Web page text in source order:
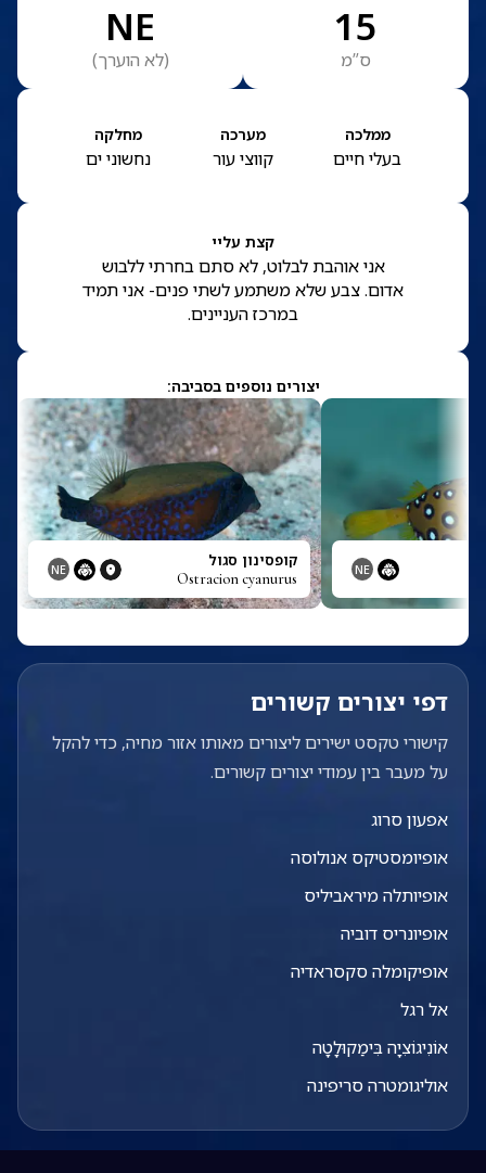
15
ס”מ
NE
(לא הוערך)
ממלכה
בעלי חיים
מערכה
קווצי עור
מחלקה
נחשוני ים
קצת עליי
אני אוהבת לבלוט, לא סתם בחרתי ללבוש
אדום. צבע שלא משתמע לשתי פנים- אני תמיד
במרכז העניינים.
יצורים נוספים בסביבה:
NE קופסינון סגול
Ostracion cyanurus
NE
דפי יצורים קשורים
קישורי טקסט ישירים ליצורים מאותו אזור מחיה, כדי להקל
על מעבר בין עמודי יצורים קשורים.
אפעון סרוג
אופיומסטיקס אנולוסה
אופיותלה מיראביליס
אופיונריס דוביה
אופיקומלה סקסראדיה
אל רגל
אוֹנִיגוֹצִיָה בִּימַקוּלָטָה
אוליגומטרה סריפינה